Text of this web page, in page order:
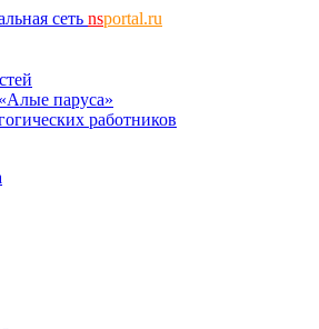
сеть nsportal.ru
паруса»
работников